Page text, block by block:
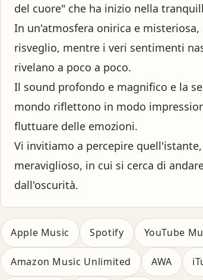
del cuore" che ha inizio nella
In un'atmosfera onirica e
risveglio, mentre i veri sentimenti
rivelano a poco a poco.
Il sound profondo e magnifico e la
mondo riflettono in modo
fluttuare delle emozioni.
Vi invitiamo a percepire
meraviglioso, in cui si cerca di
dall'oscurità.
Apple Music Spotify YouTube
Amazon Music Unlimited AWA